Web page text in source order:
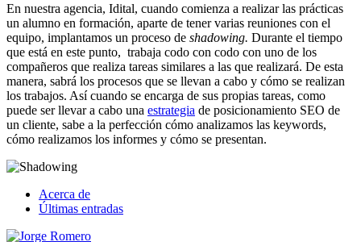
En nuestra agencia, Idital, cuando comienza a realizar las prácticas
un alumno en formación, aparte de tener varias reuniones con el
equipo, implantamos un proceso de shadowing. Durante el tiempo
que está en este punto, trabaja codo con codo con uno de los
compañeros que realiza tareas similares a las que realizará. De esta
manera, sabrá los procesos que se llevan a cabo y cómo se realizan
los trabajos. Así cuando se encarga de sus propias tareas, como
puede ser llevar a cabo una estrategia de posicionamiento SEO de
un cliente, sabe a la perfección cómo analizamos las keywords,
cómo realizamos los informes y cómo se presentan.
Acerca de
Últimas entradas